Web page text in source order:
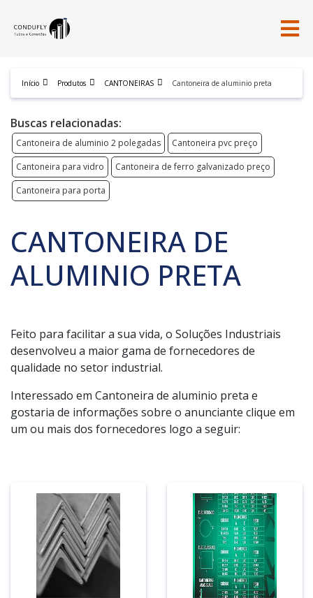
Início Produtos CANTONEIRAS Cantoneira de aluminio preta
Buscas relacionadas:
Cantoneira de aluminio 2 polegadas
Cantoneira pvc preço
Cantoneira para vidro
Cantoneira de ferro galvanizado preço
Cantoneira para porta
CANTONEIRA DE
ALUMINIO PRETA
Feito para facilitar a sua vida, o Soluções Industriais
desenvolveu a maior gama de fornecedores de
qualidade no setor industrial.
Interessado em Cantoneira de aluminio preta e
gostaria de informações sobre o anunciante clique em
um ou mais dos fornecedores logo a seguir: